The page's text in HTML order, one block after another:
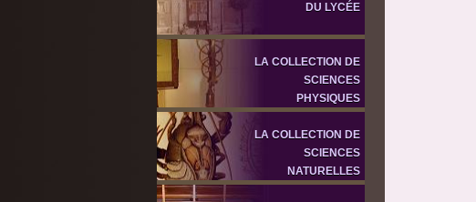
DU LYCÉE
LA COLLECTION DE
SCIENCES
PHYSIQUES
LA COLLECTION DE
SCIENCES
NATURELLES